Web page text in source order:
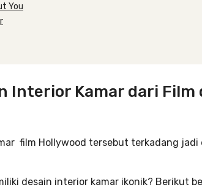
You
Interior Kamar dari Film
film Hollywood tersebut terkadang jadi
desain interior kamar ikonik? Berikut